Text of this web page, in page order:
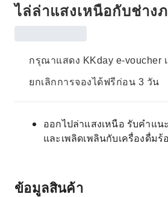
ไล่ล่าแสงเหนือกับช่าง
กรุณาแสดง KKday e-voucher
ยกเลิกการจองได้ฟรีก่อน 3 วัน
ออกไปล่าแสงเหนือ รับคำแ
และเพลิดเพลินกับเครื่องดื่ม
ข้อมูลสินค้า